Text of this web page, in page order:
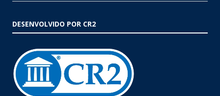
DESENVOLVIDO POR CR2